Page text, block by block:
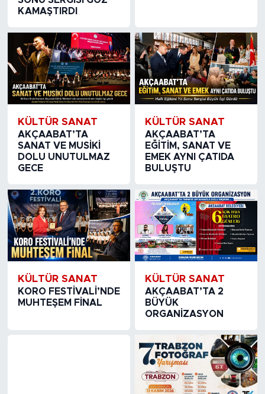
KAMAŞTIRDI
KÜLTÜR SANAT
AKÇAABAT’TA
SANAT VE MUSİKİ
DOLU UNUTULMAZ
GECE
KÜLTÜR SANAT
AKÇAABAT’TA
EĞİTİM, SANAT VE
EMEK AYNI ÇATIDA
BULUŞTU
KÜLTÜR SANAT
KORO FESTİVALİ’NDE
MUHTEŞEM FİNAL
KÜLTÜR SANAT
AKÇAABAT’TA 2
BÜYÜK
ORGANİZASYON